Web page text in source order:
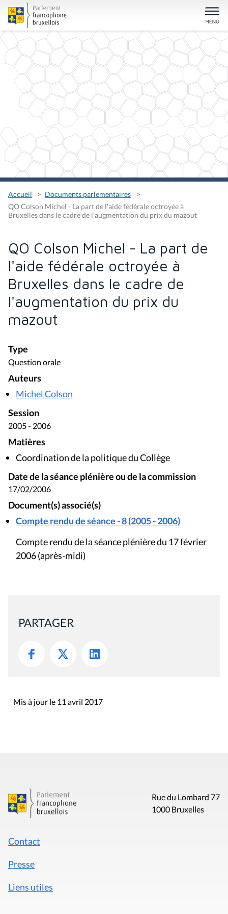
Accueil
Documents parlementaires
QO Colson Michel - La part de l'aide fédérale octroyée à
Bruxelles dans le cadre de l'augmentation du prix du mazout
QO Colson Michel - La part de
l'aide fédérale octroyée à
Bruxelles dans le cadre de
l'augmentation du prix du
mazout
Type
Question orale
Auteurs
Michel Colson
Session
2005 - 2006
Matières
Coordination de la politique du Collège
Date de la séance plénière ou de la commission
17/02/2006
Document(s) associé(s)
Compte rendu de séance - 8 (2005 - 2006)
Compte rendu de la séance plénière du 17 février
2006 (après-midi)
PARTAGER
Mis à jour le 11 avril 2017
Rue du Lombard 77
1000 Bruxelles
Contact
Presse
Liens utiles